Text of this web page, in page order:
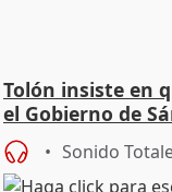
Tolón insiste en
el Gobierno de
Sonido